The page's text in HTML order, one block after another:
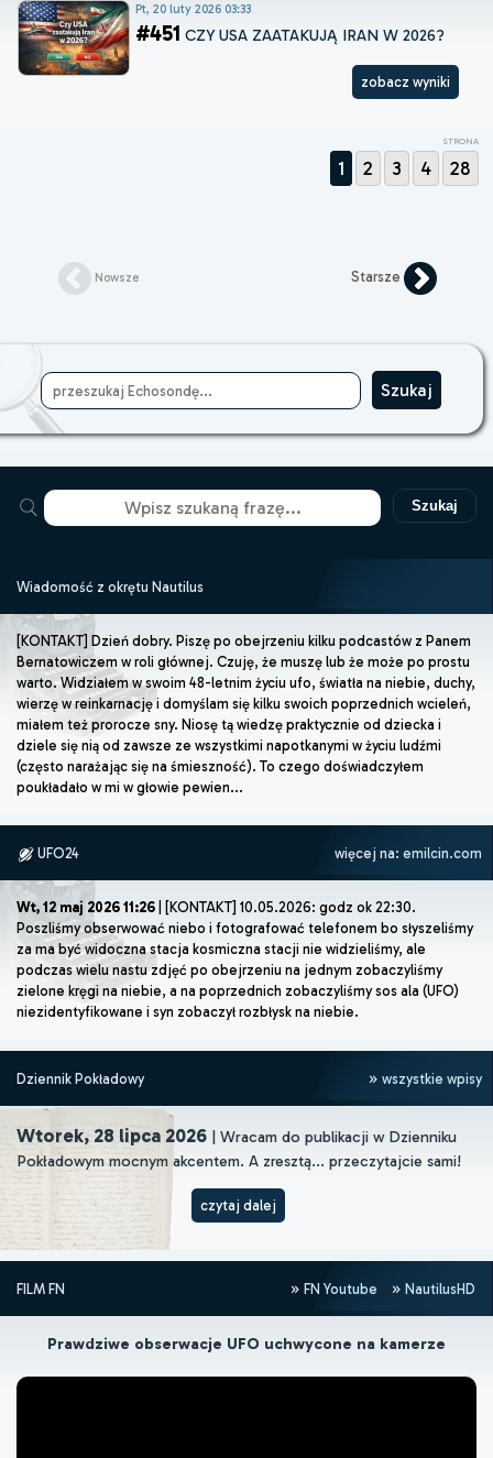
Pt, 20 luty 2026 03:33
#451 CZY USA ZAATAKUJĄ IRAN W 2026?
zobacz wyniki
STRONA
1 2 3 4 28
Nowsze Starsze
Szukaj
Wiadomość z okrętu Nautilus
[KONTAKT] Dzień dobry. Piszę po obejrzeniu kilku podcastów z Panem
Bernatowiczem w roli głównej. Czuję, że muszę lub że może po prostu
warto. Widziałem w swoim 48-letnim życiu ufo, światła na niebie, duchy,
wierzę w reinkarnację i domyślam się kilku swoich poprzednich wcieleń,
miałem też prorocze sny. Niosę tą wiedzę praktycznie od dziecka i
dziele się nią od zawsze ze wszystkimi napotkanymi w życiu ludźmi
(często narażając się na śmieszność). To czego doświadczyłem
poukładało w mi w głowie pewien...
UFO24 więcej na: emilcin.com
Wt, 12 maj 2026 11:26 | [KONTAKT] 10.05.2026: godz ok 22:30.
Poszliśmy obserwować niebo i fotografować telefonem bo słyszeliśmy
za ma być widoczna stacja kosmiczna stacji nie widzieliśmy, ale
podczas wielu nastu zdjęć po obejrzeniu na jednym zobaczyliśmy
zielone kręgi na niebie, a na poprzednich zobaczyliśmy sos ala (UFO)
niezidentyfikowane i syn zobaczył rozbłysk na niebie.
Dziennik Pokładowy wszystkie wpisy
Wtorek, 28 lipca 2026 | Wracam do publikacji w Dzienniku
Pokładowym mocnym akcentem. A zresztą... przeczytajcie sami!
czytaj dalej
FILM FN FN Youtube NautilusHD
Prawdziwe obserwacje UFO uchwycone na kamerze